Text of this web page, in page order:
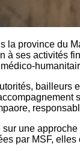
la province du
à ses activités
bailleurs
une
par MSF,